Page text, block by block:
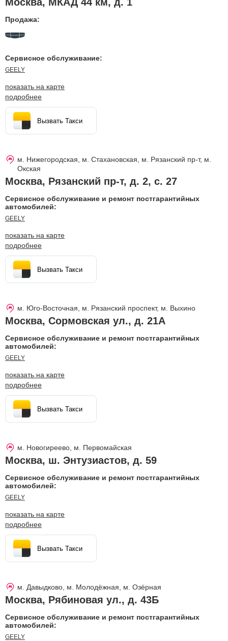
Продажа:
Сервисное обслуживание:
GEELY
показать на карте
подробнее
Вызвать Такси
м. Нижегородская, м. Стахановская, м. Рязанский пр-т, м.
Окская
Москва, Рязанский пр-т, д. 2, с. 27
Сервисное обслуживание и ремонт постгарантийных
автомобилей:
GEELY
показать на карте
подробнее
Вызвать Такси
м. Юго-Восточная, м. Рязанский проспект, м. Выхино
Москва, Сормовская ул., д. 21А
Сервисное обслуживание и ремонт постгарантийных
автомобилей:
GEELY
показать на карте
подробнее
Вызвать Такси
м. Новогиреево, м. Первомайская
Москва, ш. Энтузиастов, д. 59
Сервисное обслуживание и ремонт постгарантийных
автомобилей:
GEELY
показать на карте
подробнее
Вызвать Такси
м. Давыдково, м. Молодёжная, м. Озёрная
Москва, Рябиновая ул., д. 43Б
Сервисное обслуживание и ремонт постгарантийных
автомобилей:
GEELY